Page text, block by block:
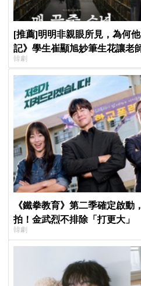
[推薦]明明非親眼所見，為何
記》學生崔顯旭妙筆生花讓老
韓劇
《鐵拳教育》第二季確定啟
拍！金武烈不排除「打更大」
韓劇